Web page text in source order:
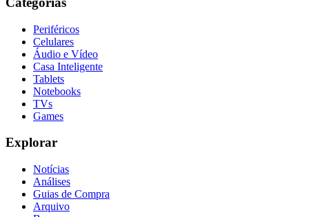
Periféricos
Celulares
Áudio e Vídeo
Casa Inteligente
Tablets
Notebooks
TVs
Games
Explorar
Notícias
Análises
Guias de Compra
Arquivo